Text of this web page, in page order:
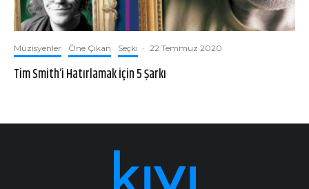
Müzisyenler Öne Çıkan Seçki · 22 Temmuz 2020
Tim Smith’i Hatırlamak İçin 5 Şarkı